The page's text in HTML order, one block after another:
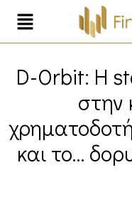
D-Orbit: Η
στην
και το…